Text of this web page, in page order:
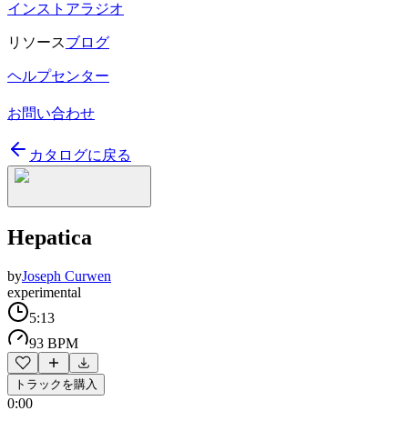
インストアラジオ
リソースブログ
ヘルプセンター
お問い合わせ
カタログに戻る
Hepatica
byJoseph Curwen
experimental
5:13
93 BPM
トラックを購入
0:00